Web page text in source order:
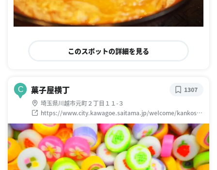
このスポットの詳細を見る
C 菓子屋横丁
埼玉県川越市元町２丁目１１-３
https://www.city.kawagoe.saitama.jp/welcome/kankosp
ot/kurazukurizone/kashiya.html
1307